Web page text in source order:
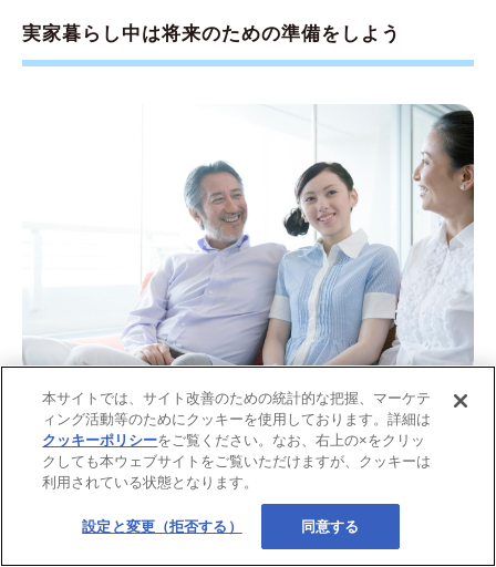
実家暮らし中は将来のための準備をしよう
画像：iStock.com/TAGSTOCK1
実家暮らしをしている場合、家に入れるお金はきちんと親と
相談して決めることが大切です。自分の将来のためにも、お
金の管理や貯金を考えながら、これからの準備をしていく期
間にしましょう。
本サイトでは、サイト改善のための統計的な把握、マーケテ
ィング活動等のためにクッキーを使用しております。詳細は
クッキーポリシーをご覧ください。なお、右上の×をクリッ
クしても本ウェブサイトをご覧いただけますが、クッキーは
利用されている状態となります。
設定と変更（拒否する） 同意する